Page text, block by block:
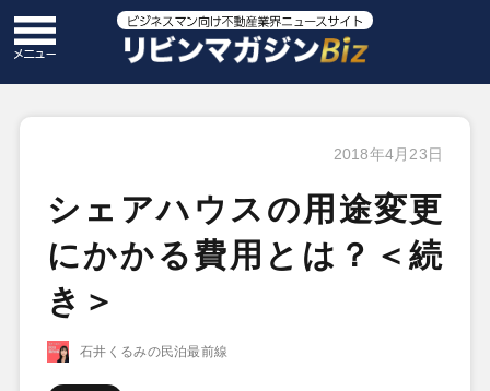
2018年4月23日
シェアハウスの用途変更
にかかる費用とは？＜続
き＞
石井くるみの民泊最前線